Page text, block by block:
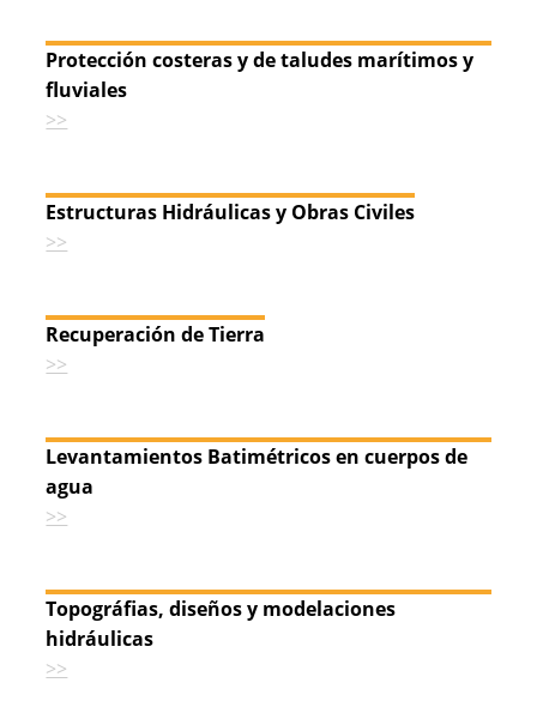
Protección costeras y de taludes marítimos y
fluviales
>>
Estructuras Hidráulicas y Obras Civiles
>>
Recuperación de Tierra
>>
Levantamientos Batimétricos en cuerpos de
agua
>>
Topográfias, diseños y modelaciones
hidráulicas
>>